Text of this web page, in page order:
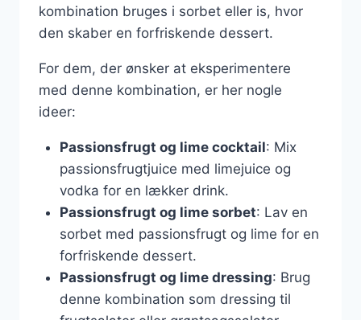
kombination bruges i sorbet eller is, hvor
den skaber en forfriskende dessert.
For dem, der ønsker at eksperimentere
med denne kombination, er her nogle
ideer:
Passionsfrugt og lime cocktail: Mix
passionsfrugtjuice med limejuice og
vodka for en lækker drink.
Passionsfrugt og lime sorbet: Lav en
sorbet med passionsfrugt og lime for en
forfriskende dessert.
Passionsfrugt og lime dressing: Brug
denne kombination som dressing til